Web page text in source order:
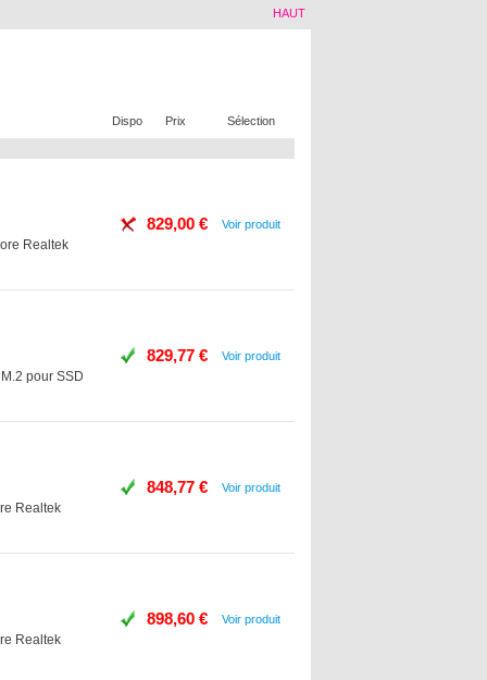
HAUT
Dispo Prix Sélection
Realtek
829,00 € Voir produit
pour SSD
829,77 € Voir produit
Realtek
848,77 € Voir produit
Realtek
898,60 € Voir produit